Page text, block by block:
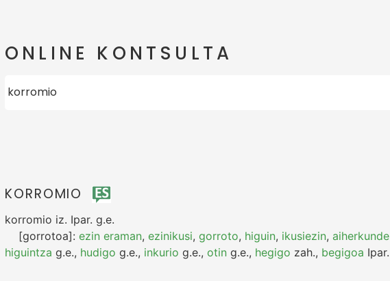
ONLINE KONTSULTA
KORROMIO
korromio iz. Ipar. g.e.
[gorrotoa]: ezin eraman, ezinikusi, gorroto, higuin, ikusiezin, aiherkunde
higuintza g.e., hudigo g.e., inkurio g.e., otin g.e., hegigo zah., begigoa Ipar.